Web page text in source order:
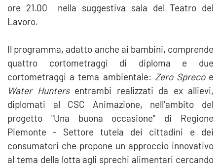
ore 21.00 nella suggestiva sala del Teatro del
Lavoro.
Il programma, adatto anche ai bambini, comprende
quattro cortometraggi di diploma e due
cortometraggi a tema ambientale: Zero Sprecoe
Water Huntersentrambi realizzati da ex allievi,
diplomati al CSC Animazione, nell'ambito del
progetto "Una buona occasione" di Regione
Piemonte - Settore tutela dei cittadini e dei
consumatori che propone un approccio innovativo
al tema della lotta agli sprechi alimentari cercando